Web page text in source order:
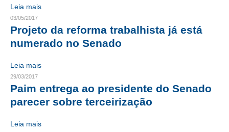
CONTATO
CURSOS
ENGENHEIRO EMPREENDEDOR
PLATAFORMAS GRATUITAS
BENEFÍCIOS
Leia mais
03/05/2017
Projeto da reforma trabalhista já está
numerado no Senado
Leia mais
29/03/2017
Paim entrega ao presidente do Senado
parecer sobre terceirização
Leia mais